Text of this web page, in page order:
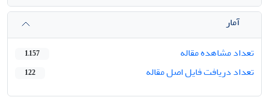
آمار
تعداد مشاهده مقاله
1,157
تعداد دریافت فایل اصل مقاله 122